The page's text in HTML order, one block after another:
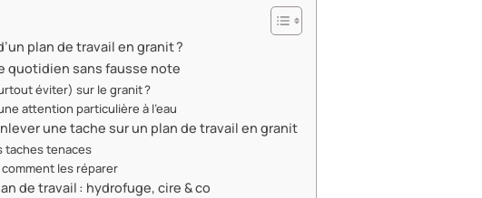
plan de travail en granit ?
quotidien sans fausse note
éviter) sur le granit ?
attention particulière à l’eau
une tache sur un plan de travail en granit
taches tenaces
les réparer
de travail : hydrofuge, cire & co